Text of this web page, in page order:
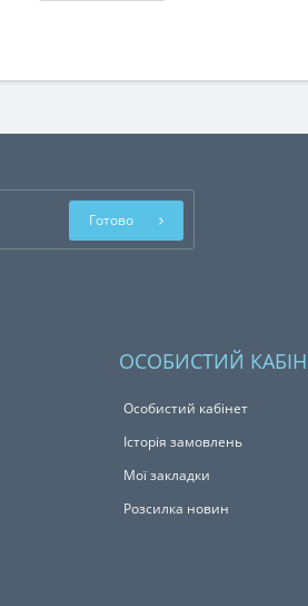
Готово
ОСОБИСТИЙ
Особистий кабінет
Історія замовлень
Мої закладки
Розсилка новин